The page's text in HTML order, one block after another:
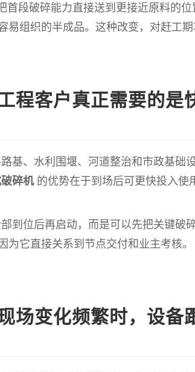
首段破碎能力直接送到更接近原料的
易组织的半成品。这种改变，对赶工期
程客户真正需要的是
基、水利围堰、河道整治和市政基础
碎机的优势在于到场后可更快投入使
到位后再启动，而是可以先把关键
为它直接关系到节点交付和业主考核。
场变化频繁时，设备